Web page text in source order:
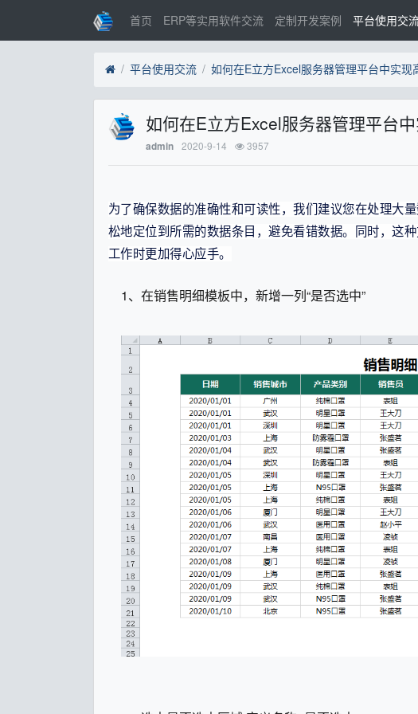
首页 ERP等实用软件交流 定制开发案例 平台使用交
平台使用交流 如何在E立方Excel服务器管理平台中实现
如何在E立方Excel服务器管理平台
admin 2020-9-14 3957
为了确保数据的准确性和可读性，我们建议您在处理大
松地定位到所需的数据条目，避免看错数据。同时，这
工作时更加得心应手。
1、在销售明细模板中，新增一列“是否选中”